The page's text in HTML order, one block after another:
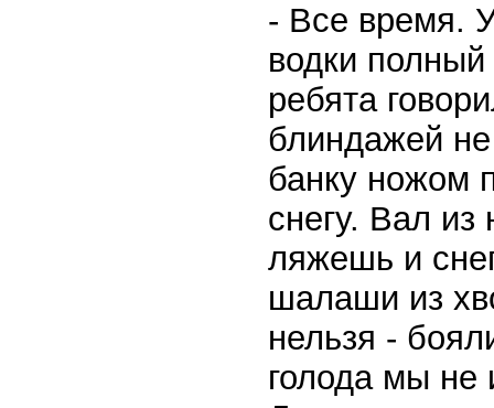
- Все время.
водки
ребята
блиндажей
банку ножом
снегу. Вал
ляжешь и
шалаши из
нельзя -
голода мы не